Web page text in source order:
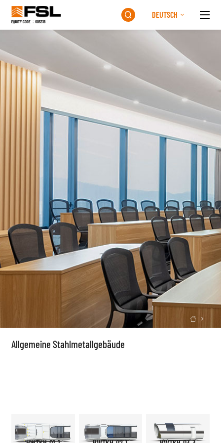
 DEUTSCH

Allgemeine Stahlmetallgebäude